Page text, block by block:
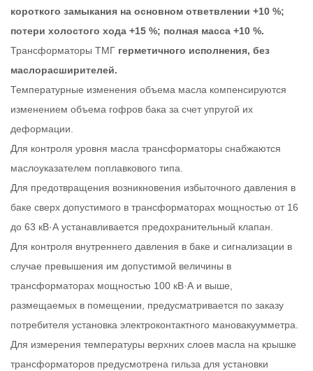
короткого замыкания на основном ответвлении +10 %;
потери холостого хода +15 %; полная масса +10 %.
Трансформаторы ТМГ герметичного исполнения, без
маслорасширителей.
Температурные изменения объема масла компенсируются
изменением объема гофров бака за счет упругой их
деформации.
Для контроля уровня масла трансформаторы снабжаются
маслоуказателем поплавкового типа.
Для предотвращения возникновения избыточного давления в
баке сверх допустимого в трансформаторах мощностью от 16
до 63 кВ·А устанавливается предохранительный клапан.
Для контроля внутреннего давления в баке и сигнализации в
случае превышения им допустимой величины в
трансформаторах мощностью 100 кВ·А и выше,
размещаемых в помещении, предусматривается по заказу
потребителя установка электроконтактного мановакуумметра.
Для измерения температуры верхних слоев масла на крышке
трансформаторов предусмотрена гильза для установки